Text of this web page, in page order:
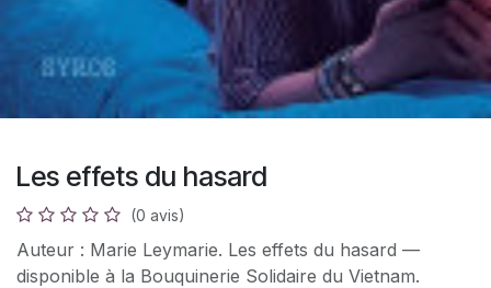
Les effets du hasard
(0 avis)
Auteur : Marie Leymarie. Les effets du hasard —
disponible à la Bouquinerie Solidaire du Vietnam.